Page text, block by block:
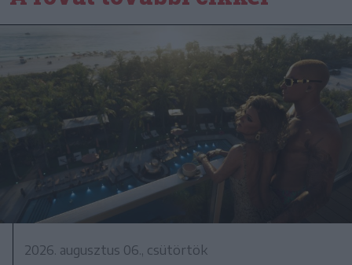
2026. augusztus 06., csütörtök